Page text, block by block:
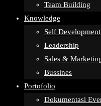
Team Building
Knowledge
Self Development
Leadership
Sales &
Bussines
Portofolio
Dokumentasi